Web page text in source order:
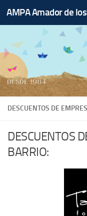
Saltar al contenido
AMPA Amador de
DESCUENTOS DE
DESCUENTOS
BARRIO: